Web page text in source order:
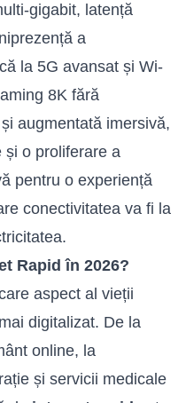
gigabit, latență
a
la 5G avansat și Wi-
8K fără
augmentată imersivă,
și o proliferare a
pentru o experiență
conectivitatea va fi la
Rapid în 2026?
aspect al vieții
digitalizat. De la
online, la
și servicii medicale